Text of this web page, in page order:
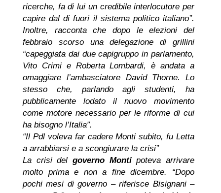
ricerche, fa di lui un credibile interlocutore per
capire dal di fuori il sistema politico italiano”.
Inoltre, racconta che dopo le elezioni del
febbraio scorso una delegazione di grillini
“capeggiata dai due capigruppo in parlamento,
Vito Crimi e Roberta Lombardi, è andata a
omaggiare l’ambasciatore David Thorne. Lo
stesso che, parlando agli studenti, ha
pubblicamente lodato il nuovo movimento
come motore necessario per le riforme di cui
ha bisogno l’Italia”.
“Il Pdl voleva far cadere Monti subito, fu Letta
a arrabbiarsi e a scongiurare la crisi”
La crisi del governo Montipoteva arrivare
molto prima e non a fine dicembre. “Dopo
pochi mesi di governo – riferisce Bisignani –